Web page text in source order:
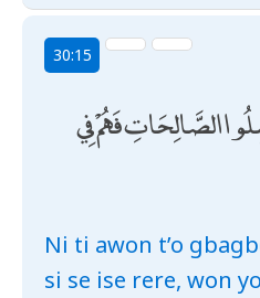
30:15
الصَّالِحَاتِ فَهُمْ فِي
Ni ti awon t’o
si se ise rere, won